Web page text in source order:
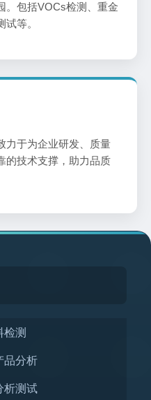
。包括VOCs检测、重金
等。
力于为企业研发、质量
的技术支撑，助力品质
检测
品分析
析测试